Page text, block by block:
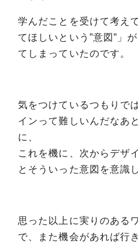
学んだことを受けて考え
てほしいという”意図”」
てしまっていたのです。
気をつけているつもりで
インって難しいんだなあ
に、
これを機に、次からデザ
とそういった意図を意識
思った以上に実りのある
で、また機会があれば行